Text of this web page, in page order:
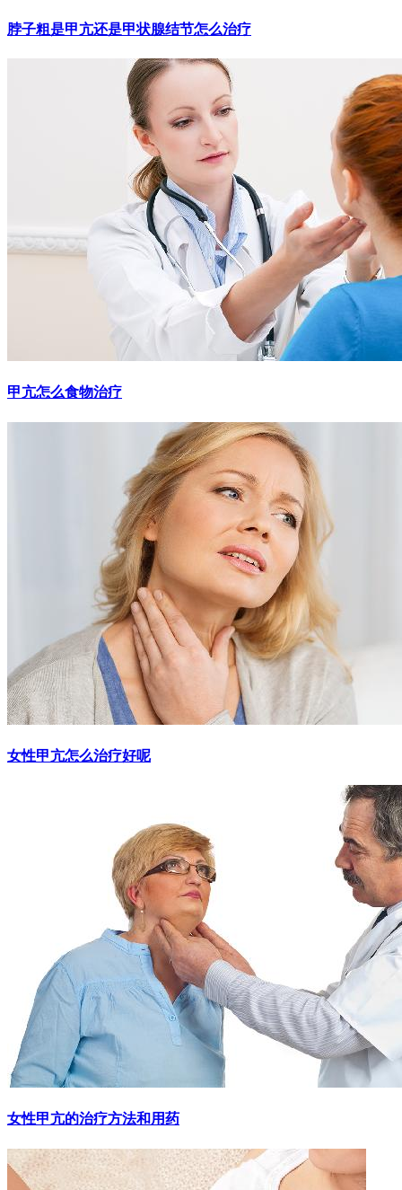
脖子粗是甲亢还是甲状腺结节怎么治疗
甲亢怎么食物治疗
女性甲亢怎么治疗好呢
女性甲亢的治疗方法和用药